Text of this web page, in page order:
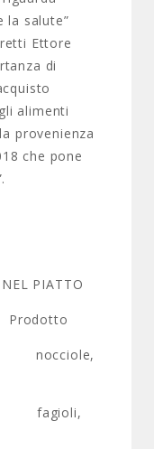
la salute”
Ettore
di
alimenti
provenienza
che pone
PIATTO